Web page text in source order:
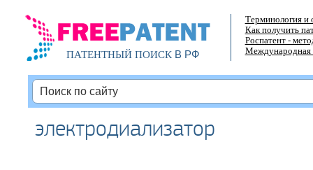
ПАТЕНТНЫЙ ПОИСКВ РФ
Терминология и
Как получить
Роспатент -
Международная
электродиализатор